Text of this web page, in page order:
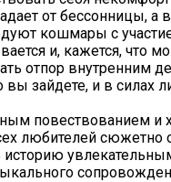
от бессонницы, а
кошмары с
и, кажется, что
отпор внутренним
зайдете, и в силах
повествованием
любителей сюжетно
историю